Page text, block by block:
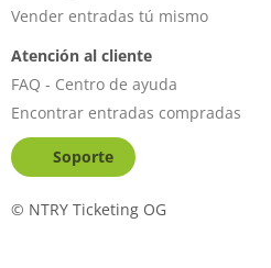
Vender entradas tú mismo
Atención al cliente
FAQ - Centro de ayuda
Encontrar entradas compradas
Soporte
© NTRY Ticketing OG